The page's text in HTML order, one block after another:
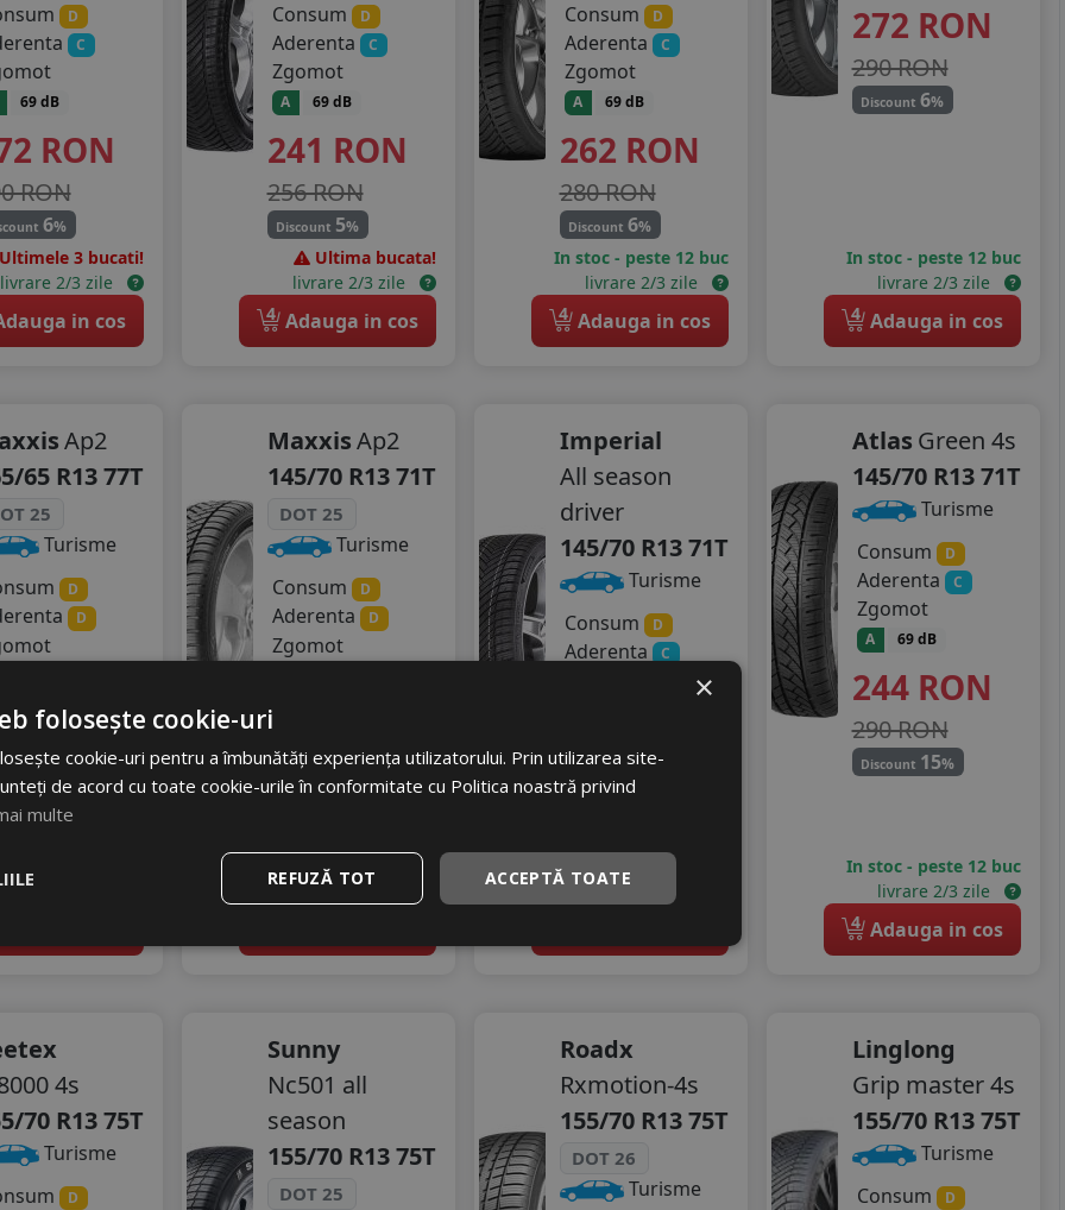
D
C
69 dB
RON
RON
6%
Ultimele 3 bucati!
livrare 2/3 zile
in cos
Consum
D
Aderenta C
Zgomot
A 69 dB
241 RON
256 RON
Discount 5%
Ultima bucata!
livrare 2/3 zile
4 Adauga in cos
Consum
D
Aderenta C
Zgomot
A 69 dB
262 RON
280 RON
Discount6%
In stoc - peste 12 buc
livrare 2/3 zile
4 Adauga in cos
272 RON
290 RON
Discount6%
In stoc - peste 12 buc
livrare 2/3 zile
4 Adauga in cos
Ap2
65 R13 77T
25
Turisme
D
D
RON
RON
15%
livrare 5/7 zile
MaxxisAp2
145/70 R13 71T
DOT 25
Turisme
Consum
D
Aderenta D
Zgomot
320
379 RON
15%
In stoc - peste 12 buc
livrare 5/7 zile
Imperial
All season
driver
145/70 R13 71T
Turisme
Consum
D
Aderenta C
248RON
294 RON
In stoc - peste 12 buc
livrare 2/3 zile
Atlas Green 4s
145/70 R13 71T
Turisme
Consum
D
Aderenta C
Zgomot
A 69 dB
244 RON
290 RON
Discount 15%
In stoc - peste 12 buc
livrare 2/3 zile
4 Adauga in cos
4s
70 R13 75T
Turisme
D
Sunny
Nc501 all
season
155/70 R13 75T
DOT 25
Roadx
Rxmotion-4s
155/70 R13 75T
DOT 26
Turisme
Linglong
Grip master 4s
155/70 R13 75T
Turisme
Consum
D
×
folosește cookie-uri
cookie-uri pentru a îmbunătăți experiența utilizatorului. Prin utilizarea site-
de acord cu toate cookie-urile în conformitate cu Politica noastră privind
multe
ACCEPTĂ TOATE
REFUZĂ TOT